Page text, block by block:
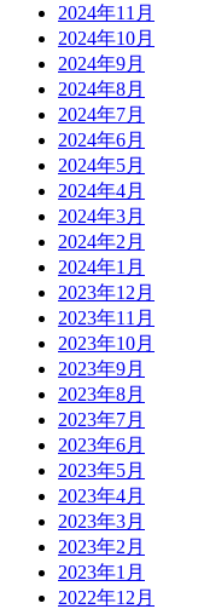
2024年11月
2024年10月
2024年9月
2024年8月
2024年7月
2024年6月
2024年5月
2024年4月
2024年3月
2024年2月
2024年1月
2023年12月
2023年11月
2023年10月
2023年9月
2023年8月
2023年7月
2023年6月
2023年5月
2023年4月
2023年3月
2023年2月
2023年1月
2022年12月